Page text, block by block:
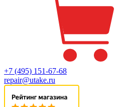
+7 (495) 151-67-68
repair@utake.ru